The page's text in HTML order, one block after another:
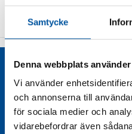
Samtycke
Denna webbplats
Vi använder
och annonserna till
för sociala medier och
vidarebefordrar även
Liknande produkter